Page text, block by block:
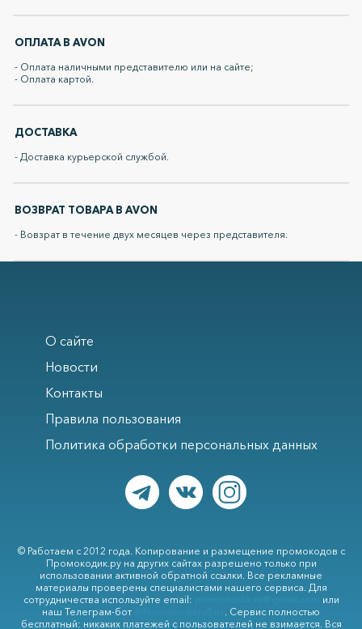
ОПЛАТА В AVON
- Оплата наличными представителю или на сайте;
- Оплата картой.
ДОСТАВКА
- Доставка курьерской службой.
ВОЗВРАТ ТОВАРА В AVON
- Вовзрат в течение двух месяцев через представителя.
О сайте
Новости
Контакты
Правила пользования
Политика обработки персональных данных
© Работаем с 2012 года. Копирование и размещение промокодов с
Промокодик.ру на других сайтах разрешено только при
использовании активной обратной ссылки. Все рекламные
материалы проверены специалистами нашего сервиса. Для
сотрудничества используйте email:
или
наш Телеграм-бот
. Сервис полностью
бесплатный: никаких платежей с пользователей не взимается. Вся